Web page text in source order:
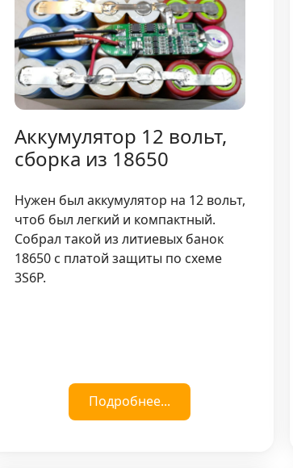
Аккумулятор 12 вольт,
сборка из 18650
Нужен был аккумулятор на 12 вольт,
чтоб был легкий и компактный.
Собрал такой из литиевых банок
18650 с платой защиты по схеме
3S6P.
Подробнее...